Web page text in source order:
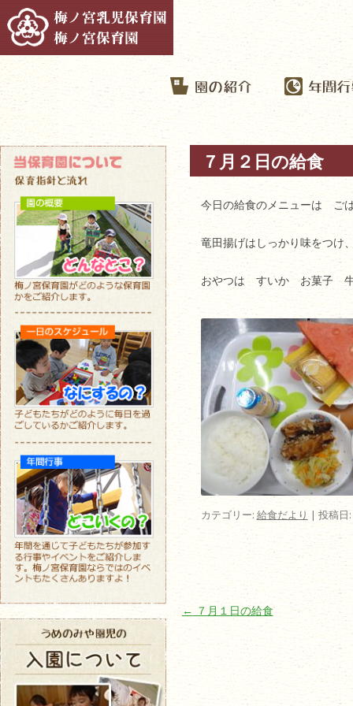
７月２日の給食
今日の給食のメニューは
竜田揚げはしっかり味をつけ
おやつは すいか お菓子
カテゴリー: 給食だより | 投稿日:
投稿ナビゲーション
← ７月１日の給食